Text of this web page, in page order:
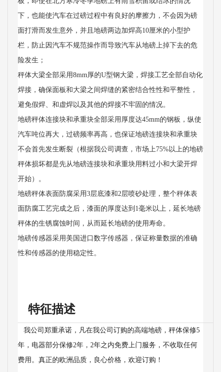
下，也能使汽车在过磅过程中有良好的摩擦力，不会因为磅
面打滑而发生意外，并且地磅两边加焊高10厘米的小型护
栏，防止因汽车不规范操作而导致汽车从地磅上掉下去的危
险发生；
秤体大梁全部采用8mm厚的U型钢大梁，焊接工艺全部自动化
焊接，确保面板和大梁之间焊缝的紧密结合性性和平整性，
避免假焊、和虚焊以及其他的焊接不牢固的情况。
地磅秤体连接块和承重块全部采用厚度达45mm的钢板，纵使
汽车吨位再大，过磅频率再高，也保证地磅连接块和承重块
不会首先发生断裂（根据我公司调查，市场上75%以上的地磅
秤体损坏都是先从地磅连接块和承重块用料过小和大梁开焊
开始）。
地磅秤体表面防腐采用3层底漆和2层喷砂处理，整个秤体表
面防腐工艺完成之后，漆面的厚度达到1毫米以上，延长地磅
秤体的生锈腐蚀时间，从而延长地磅的使用寿命。
地磅传感器采用美国进口数字传感器，保证称量数据的准确
性和传感器的使用稳定性。
特征描述
我公司郑重承诺，凡在我公司订购的高端地磅，秤体保修5
年，电器部分保修2年，2年之内免费上门服务，不收取任何
费用。真正的欧洲品质，良心价格，欢迎订购！